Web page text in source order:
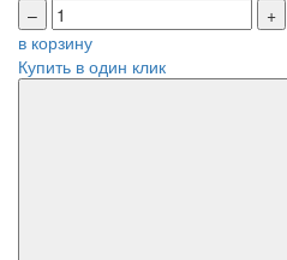
–
+
в корзину
Купить в один клик